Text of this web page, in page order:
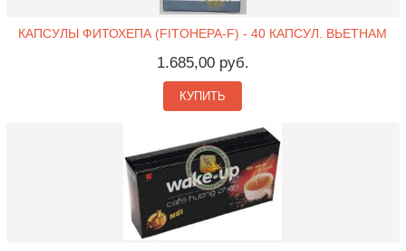
КАПСУЛЫ ФИТОХЕПА (FITOHEPA-F) - 40 КАПСУЛ. ВЬЕТНАМ
1.685,00 руб.
КУПИТЬ